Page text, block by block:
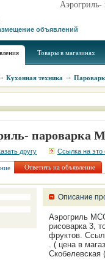
Аэрогриль-
объявлений
Товары в магазинах
Кухонная техника
пароварка
другу Ссылка на это
Ответить на объявление
Описание
Аэрогриль
рисоварка 3,
фруктов.
. ( цена в
Скобелевская